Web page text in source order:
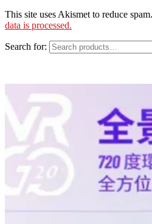
This site uses Akismet to reduce spam.
data is processed.
Search for: